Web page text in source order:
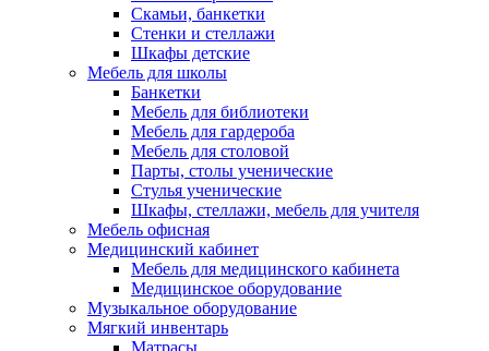
Скамьи, банкетки
Стенки и стеллажи
Шкафы детские
Мебель для школы
Банкетки
Мебель для библиотеки
Мебель для гардероба
Мебель для столовой
Парты, столы ученические
Стулья ученические
Шкафы, стеллажи, мебель для учителя
Мебель офисная
Медицинский кабинет
Мебель для медицинского кабинета
Медицинское оборудование
Музыкальное оборудование
Мягкий инвентарь
Матрасы